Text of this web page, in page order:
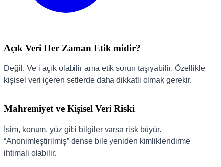
Açık Veri Her Zaman Etik midir?
Değil. Veri açık olabilir ama etik sorun taşıyabilir. Özellikle
kişisel veri içeren setlerde daha dikkatli olmak gerekir.
Mahremiyet ve Kişisel Veri Riski
İsim, konum, yüz gibi bilgiler varsa risk büyür.
“Anonimleştirilmiş” dense bile yeniden kimliklendirme
ihtimali olabilir.